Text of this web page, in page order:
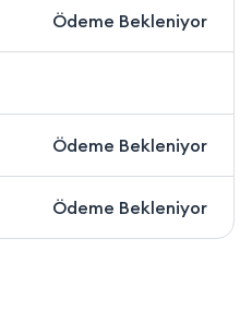
Ödeme Bekleniyor
Ödeme Bekleniyor
Ödeme Bekleniyor